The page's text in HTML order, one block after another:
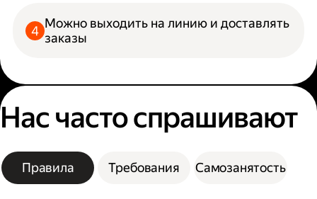
Можно выходить на линию и доставлять
заказы
Нас часто спрашивают
Правила Требования Самозанятость